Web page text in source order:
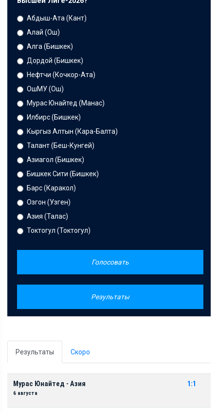
Абдыш-Ата (Кант)
Алай (Ош)
Алга (Бишкек)
Дордой (Бишкек)
Нефтчи (Кочкор-Ата)
ОшМУ (Ош)
Мурас Юнайтед (Манас)
Илбирс (Бишкек)
Кыргыз Алтын (Кара-Балта)
Талант (Беш-Кунгей)
Азиагол (Бишкек)
Бишкек Сити (Бишкек)
Барс (Каракол)
Озгон (Узген)
Азия (Талас)
Токтогул (Токтогул)
Голосовать
Результаты
Результаты Скоро
Мурас Юнайтед - Азия
6 августа
1:1